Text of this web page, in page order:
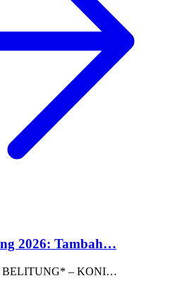
2026: Tambah…
BELITUNG* – KONI…